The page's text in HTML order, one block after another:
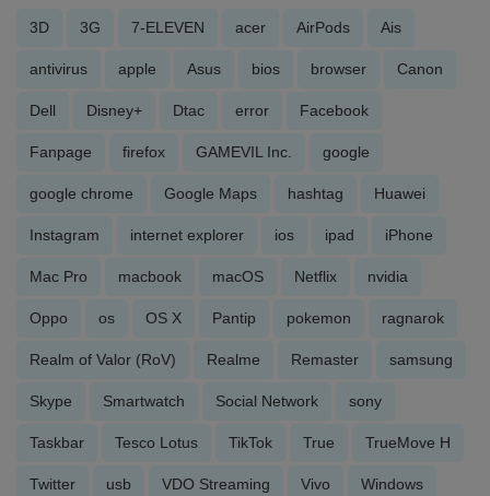
3D 3G 7-ELEVEN acer AirPods Ais
antivirus apple Asus bios browser Canon
Dell Disney+ Dtac error Facebook
Fanpage firefox GAMEVIL Inc. google
google chrome Google Maps hashtag Huawei
Instagram internet explorer ios ipad iPhone
Mac Pro macbook macOS Netflix nvidia
Oppo os OS X Pantip pokemon ragnarok
Realm of Valor (RoV) Realme Remaster samsung
Skype Smartwatch Social Network sony
Taskbar Tesco Lotus TikTok True TrueMove H
Twitter usb VDO Streaming Vivo Windows